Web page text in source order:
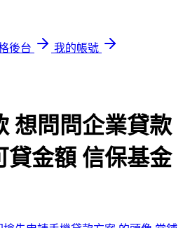
後台
我的帳號
想問問企業貸款
貸金額 信保基金